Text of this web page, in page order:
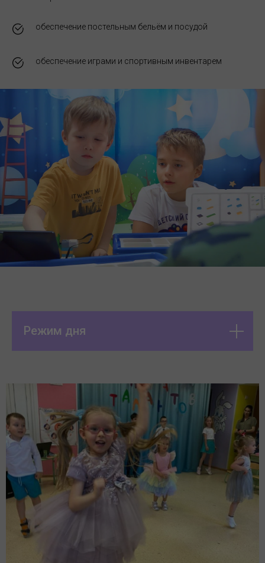
обеспечение постельным бельём и посудой
обеспечение играми и спортивным инвентарем
Режим дня